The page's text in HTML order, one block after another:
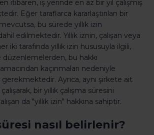
itibaren, iş yerinde en az bir yıl çalışmış
Eğer taraflarca kararlaştırılan bir
bu sürede yıllık izin
edilmektedir. Yıllık iznin, çalışan veya
iki tarafında yıllık izin hususuyla ilgili,
bu hakkı
kaçınmaları nedeniyle
gerekmektedir. Ayrıca, aynı şirkete ait
bir yıllık çalışma süresini
da "yıllık izin" hakkına sahiptir.
nasıl belirlenir?